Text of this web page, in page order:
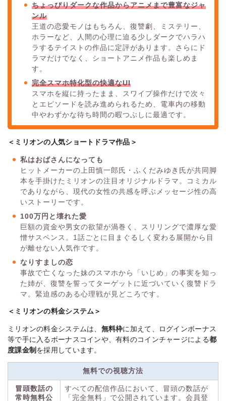
ちょっぴりダークな作品からアニメまで豊富なジャ
ンル
王道の恋愛モノはもちろん、復讐劇、ミステリー、
ホラーなど、人間の心理に迫る少しダークでハラハ
ラするテイストの作品に定評があります。さらにド
ラマだけでなく、ショートアニメ作品も楽しめま
す。
完全スマホ特化型の快適なUI
スマホを縦に持ったまま、スワイプ操作だけで次々
とエピソードを読み進められるため、電車内の移動
中やわずかな待ち時間の暇つぶしに最適です。
＜ミリオンの人気ショートドラマ作品＞
私はおばさんになっても
ヒットメーカーの上田慎一郎氏・ふくだみゆき氏が共同脚
本を手掛けたミリオンの注目オリジナルドラマ。コミカル
でありながら、現代の女性の共感を呼ぶメッセージ性の高
いストーリーです。
100万円と壊れた愛
巨額の資金や男女の欲望が渦巻く、スリリングで濃厚な愛
憎サスペンス。1話ごとに目まぐるしく変わる展開から目
が離せない人気作です。
なりすましの恋
事故で亡くなった妹のスマホから「いじめ」の事実を知っ
た姉が、復讐を誓ってターゲットに近づいていく復讐ドラ
マ。緊迫感のある心理戦が見どころです。
＜ミリオンの料金システム＞
ミリオンの料金システムは、 無料枠に加えて、ログインボーナス
等で手に入るボーナスコインや、有料のコインチャージによる都
度課金制 を採用しています。
無料での視聴方法
冒頭数話の
常時無料公
すべての配信作品において、冒頭の数話が
「完全無料」で公開されています。会員登